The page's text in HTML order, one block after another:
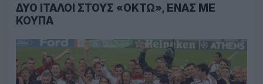
ΔΎΟ ΙΤΑΛΟΊ ΣΤΟΥΣ «ΟΚΤΏ», ΈΝΑΣ ΜΕ
ΚΟΎΠΑ